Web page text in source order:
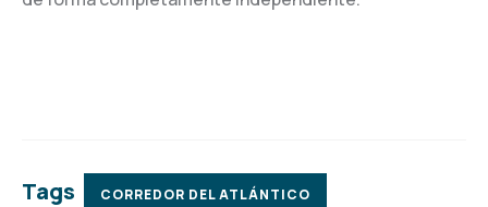
Tags CORREDOR DEL ATLÁNTICO